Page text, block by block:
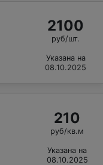
2100
руб/шт.
Указана на
08.10.2025
210
руб/кв.м
Указана на
08.10.2025